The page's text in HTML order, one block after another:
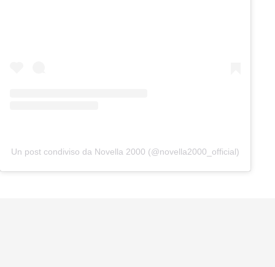
Un post condiviso da Novella 2000 (@novella2000_official)